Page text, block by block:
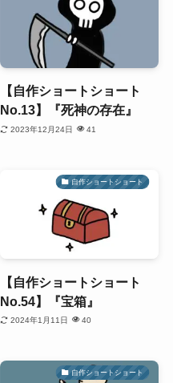
【自作ショートショート
No.13】『死神の存在』
2023年12月24日 41
自作ショートショート
【自作ショートショート
No.54】『宝箱』
2024年1月11日 40
自作ショートショート